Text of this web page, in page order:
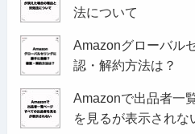
法について
Amazonグローバル
認・解約方法は？
Amazonで出品者一
を見るが表示されな